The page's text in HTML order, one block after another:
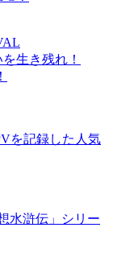
生き残れ！
を記録した人気
水滸伝」シリー